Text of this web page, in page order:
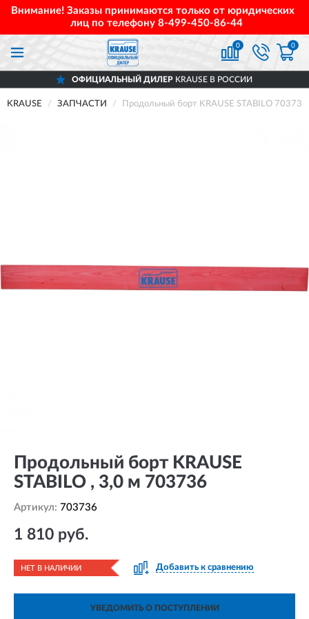
Внимание! Заказы принимаются только от юридических
лиц по телефону 8-499-450-86-44
0 0
ОФИЦИАЛЬНЫЙ ДИЛЕРKRAUSE В РОССИИ
KRAUSE ЗАПЧАСТИ Продольный борт KRAUSE STABILO
Продольный борт KRAUSE
STABILO , 3,0 м 703736
Артикул: 703736
1 810 руб.
НЕТ В НАЛИЧИИ Добавить к сравнению
УВЕДОМИТЬ О ПОСТУПЛЕНИИ